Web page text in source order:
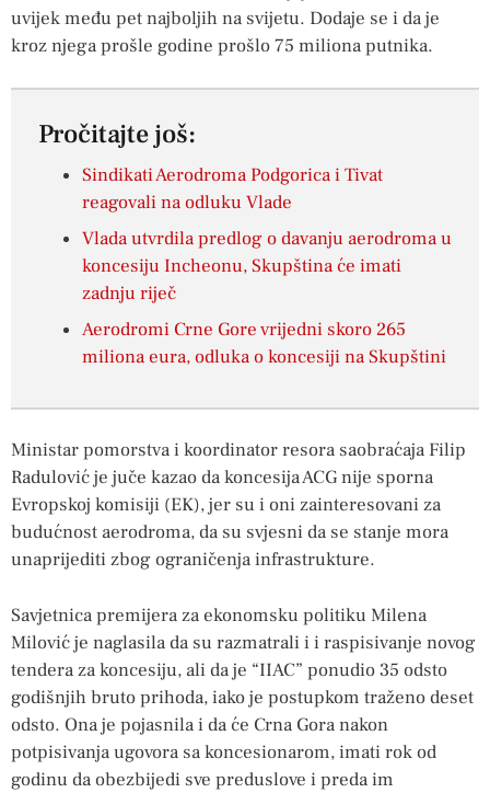
uvijek među pet najboljih na svijetu. Dodaje se i da je
kroz njega prošle godine prošlo 75 miliona putnika.
Pročitajte još:
Sindikati Aerodroma Podgorica i Tivat
reagovali na odluku Vlade
Vlada utvrdila predlog o davanju aerodroma u
koncesiju Incheonu, Skupština će imati
zadnju riječ
Aerodromi Crne Gore vrijedni skoro 265
miliona eura, odluka o koncesiji na Skupštini
Ministar pomorstva i koordinator resora saobraćaja Filip
Radulović je juče kazao da koncesija ACG nije sporna
Evropskoj komisiji (EK), jer su i oni zainteresovani za
budućnost aerodroma, da su svjesni da se stanje mora
unaprijediti zbog ograničenja infrastrukture.
Savjetnica premijera za ekonomsku politiku Milena
Milović je naglasila da su razmatrali i i raspisivanje novog
tendera za koncesiju, ali da je “IIAC” ponudio 35 odsto
godišnjih bruto prihoda, iako je postupkom traženo deset
odsto. Ona je pojasnila i da će Crna Gora nakon
potpisivanja ugovora sa koncesionarom, imati rok od
godinu da obezbijedi sve preduslove i preda im